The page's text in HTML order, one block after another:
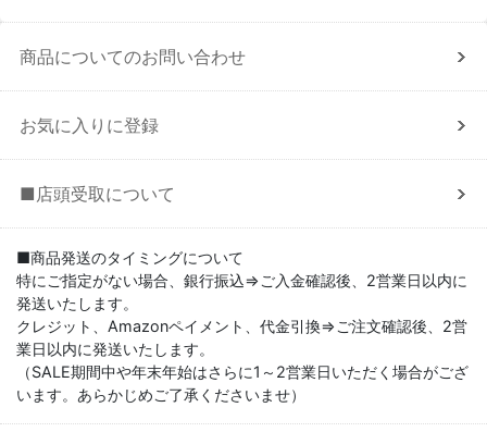
商品についてのお問い合わせ
お気に入りに登録
■店頭受取について
■商品発送のタイミングについて
特にご指定がない場合、銀行振込⇒ご入金確認後、2営業日以内に
発送いたします。
クレジット、Amazonペイメント、代金引換⇒ご注文確認後、2営
業日以内に発送いたします。
（SALE期間中や年末年始はさらに1～2営業日いただく場合がござ
います。あらかじめご了承くださいませ）